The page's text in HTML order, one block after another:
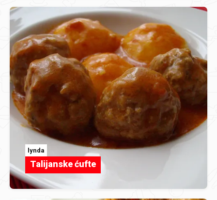
lynda
Talijanske ćufte